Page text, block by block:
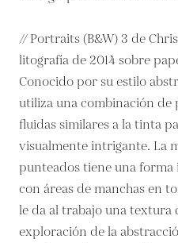
// Portraits (B&W) 3 de
litografía de 2014 sobre
Conocido por su estilo
utiliza una combinación de
fluidas similares a la tinta
visualmente intrigante. La
punteados tiene una
con áreas de manchas en
le da al trabajo una textura
exploración de la